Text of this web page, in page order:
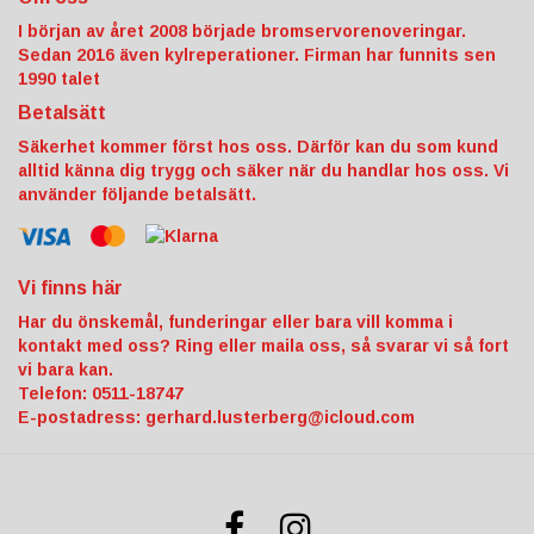
I början av året 2008 började bromservorenoveringar.
Sedan 2016 även kylreperationer. Firman har funnits sen
1990 talet
Betalsätt
Säkerhet kommer först hos oss. Därför kan du som kund
alltid känna dig trygg och säker när du handlar hos oss. Vi
använder följande betalsätt.
Vi finns här
Har du önskemål, funderingar eller bara vill komma i
kontakt med oss? Ring eller maila oss, så svarar vi så fort
vi bara kan.
Telefon: 0511-18747
E-postadress: gerhard.lusterberg@icloud.com